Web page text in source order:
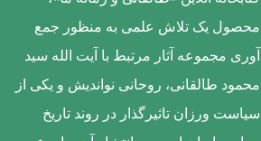
محصول یک تلاش علمی به منظور جمع
آوری مجموعه آثار مرتبط با آیت الله سید
محمود طالقانی، روحانی نواندیش و یکی از
سیاست ورزان تاثیرگذار در روند تاریخ